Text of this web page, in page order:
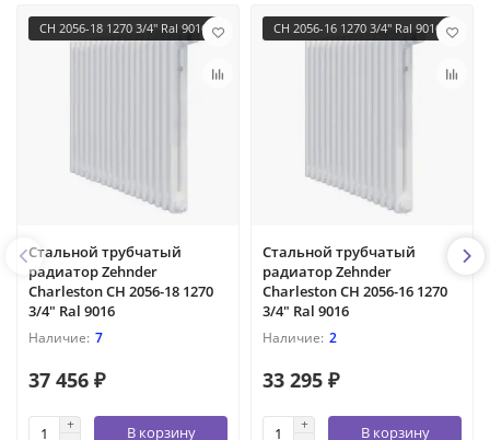
CH 2056-18 1270 3/4" Ral 9016
Стальной трубчатый
радиатор Zehnder
Charleston CH 2056-18 1270
3/4" Ral 9016
7
37 456 ₽
В корзину
CH 2056-16 1270 3/4" Ral 9016
Стальной трубчатый
радиатор Zehnder
Charleston CH 2056-16 1270
3/4" Ral 9016
2
33 295 ₽
В корзину